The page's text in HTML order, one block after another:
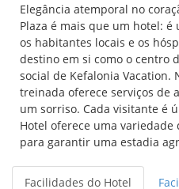
Elegância atemporal no
Plaza é mais que um hotel:
os habitantes locais e os
destino em si como o centro
social de Kefalonia Vacation.
treinada oferece serviços de
um sorriso. Cada visitante é
Hotel oferece uma variedade
para garantir uma estadia
Facilidades do Hotel